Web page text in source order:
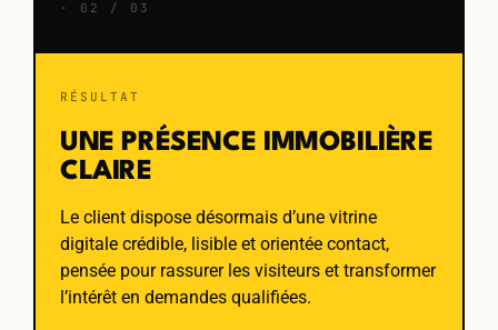
· 02 / 03
RÉSULTAT
UNE PRÉSENCE IMMOBILIÈRE
CLAIRE
Le client dispose désormais d’une vitrine
digitale crédible, lisible et orientée contact,
pensée pour rassurer les visiteurs et transformer
l’intérêt en demandes qualifiées.